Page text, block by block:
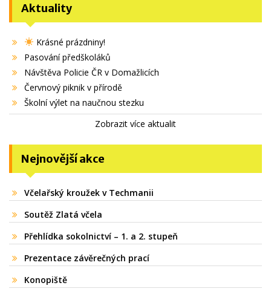
Aktuality
Krásné prázdniny!
Pasování předškoláků
Návštěva Policie ČR v Domažlicích
Červnový piknik v přírodě
Školní výlet na naučnou stezku
Zobrazit více aktualit
Nejnovější akce
Včelařský kroužek v Techmanii
Soutěž Zlatá včela
Přehlídka sokolnictví – 1. a 2. stupeň
Prezentace závěrečných prací
Konopiště